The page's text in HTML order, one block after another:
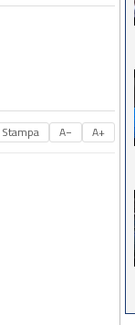
A− A+